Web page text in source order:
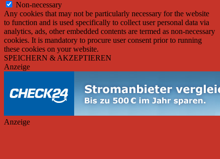
Non-necessary
Any cookies that may not be particularly necessary for the website
to function and is used specifically to collect user personal data via
analytics, ads, other embedded contents are termed as non-necessary
cookies. It is mandatory to procure user consent prior to running
these cookies on your website.
SPEICHERN & AKZEPTIEREN
Anzeige
Anzeige